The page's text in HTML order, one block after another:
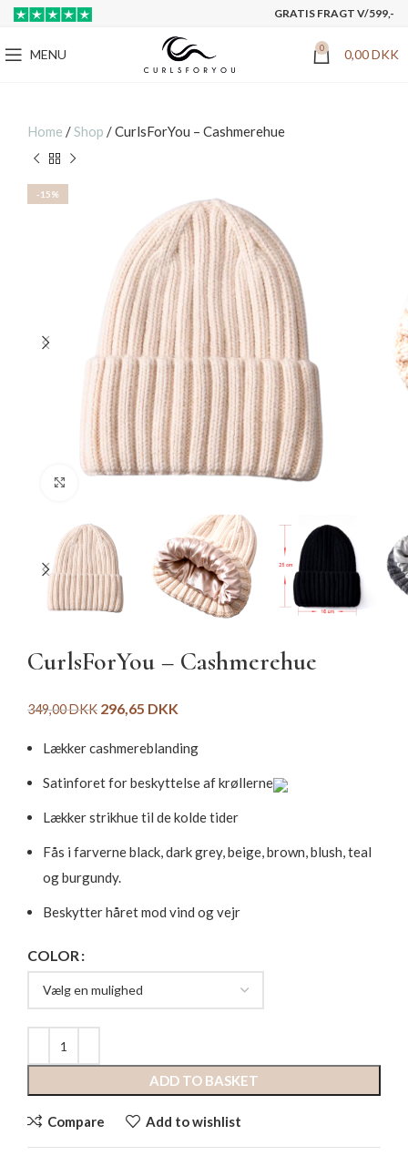
GRATIS FRAGT V/599,-
MENU 0 0,00DKK
Home /Shop /CurlsForYou – Cashmerehue
-15%
CurlsForYou – Cashmerehue
349,00DKK 296,65 DKK
Lækker cashmereblanding
Satinforet for beskyttelse af krøllerne
Lækker strikhue til de kolde tider
Fås i farverne black, dark grey, beige, brown, blush, teal
og burgundy.
Beskytter håret mod vind og vejr
COLOR
ADD TO BASKET
Compare Add to wishlist